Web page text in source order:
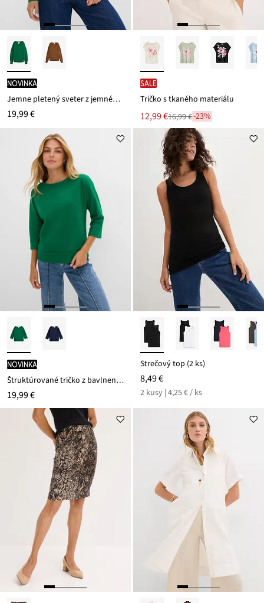
novinka
Jemne pletený sveter z jemného viskózového mixu
19,99 €
SALE
Tričko s tkaného materiálu
Nová
cena
12,99 €
Zľava
16,99 €
16,99 €-23%
novinka
Štruktúrované tričko z bavlneného mixu
19,99 €
Strečový top (2 ks)
8,49 €
2 kusy | 4,25 € / ks